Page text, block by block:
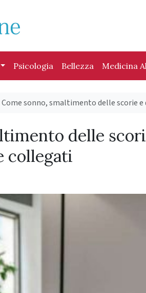
Psicologia Bellezza Medicina
Come sonno, smaltimento delle scorie
delle
collegati